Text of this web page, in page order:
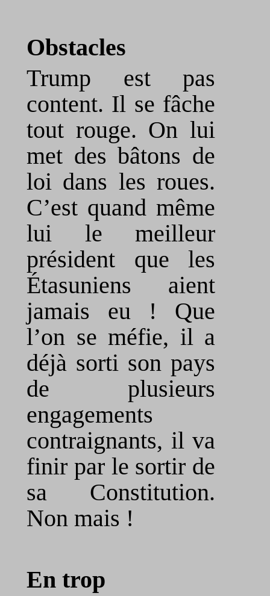
Obstacles
Trump est pas
content. Il se fâche
tout rouge. On lui
met des bâtons de
loi dans les roues.
C’est quand même
lui le meilleur
président que les
Étasuniens aient
jamais eu ! Que
l’on se méfie, il a
déjà sorti son pays
de plusieurs
engagements
contraignants, il va
finir par le sortir de
sa Constitution.
Non mais !
En trop